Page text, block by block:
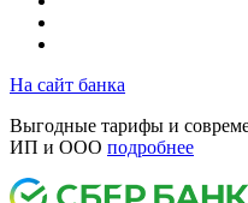
На сайт банка
Выгодные тарифы и
ИП и ООО подробнее